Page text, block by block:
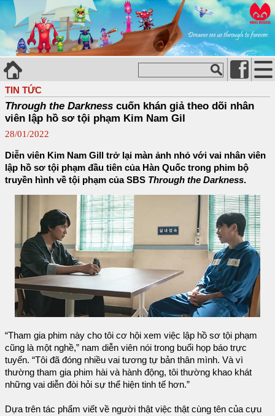
TIN TỨC
Through the Darkness cuốn khán giả theo dõi nhân
viên lập hồ sơ tội phạm Kim Nam Gil
28/01/2022
Diễn viên Kim Nam Gill trở lại màn ảnh nhỏ với vai nhân viên
lập hồ sơ tội phạm đầu tiên của Hàn Quốc trong phim bộ
truyền hình về tội phạm của SBS Through the Darkness.
“Tham gia phim này cho tôi cơ hội xem việc lập hồ sơ tội phạm
cũng là một nghề,” nam diễn viên nói trong buổi họp báo trực
tuyến. “Tôi đã đóng nhiều vai tương tự bản thân mình. Và vì
thường tham gia phim hài và hành động, tôi thường khao khát
những vai diễn đòi hỏi sự thể hiện tinh tế hơn.”
Dựa trên tác phẩm viết về người thật việc thật cùng tên của cựu